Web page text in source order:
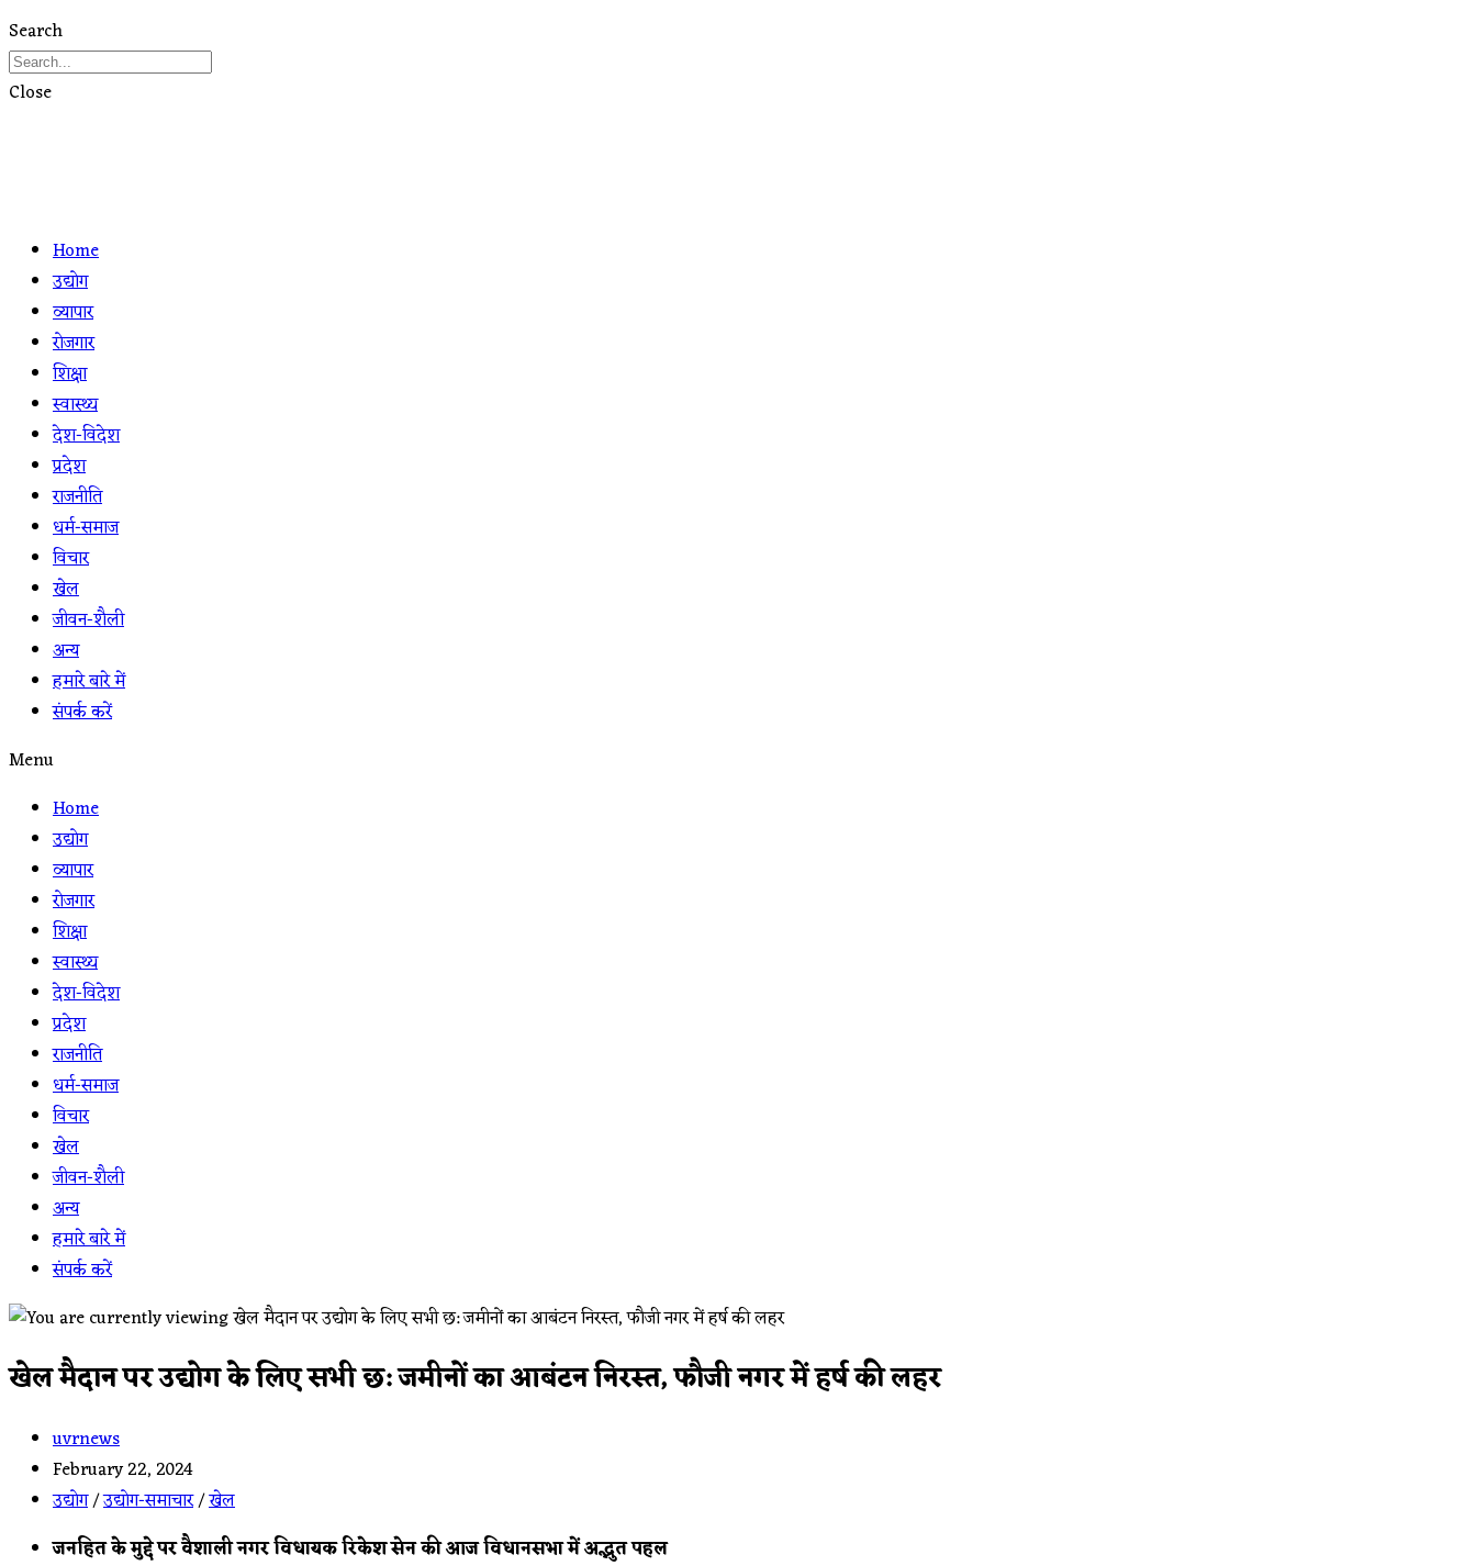
Search
Close
Home
उद्योग
व्यापार
रोजगार
शिक्षा
स्वास्थ्य
देश-विदेश
प्रदेश
राजनीति
धर्म-समाज
विचार
खेल
जीवन-शैली
अन्य
हमारे बारे में
संपर्क करें
Menu
Home
उद्योग
व्यापार
रोजगार
शिक्षा
स्वास्थ्य
देश-विदेश
प्रदेश
राजनीति
धर्म-समाज
विचार
खेल
जीवन-शैली
अन्य
हमारे बारे में
संपर्क करें
खेल मैदान पर उद्योग के लिए सभी छ: जमीनों का आबंटन निरस्त, फौजी नगर में हर्ष की लहर
Post
author:
uvrnews
Post
published:
February 22, 2024
Post
category:
उद्योग/उद्योग-समाचार/खेल
जनहित के मुद्दे पर वैशाली नगर विधायक रिकेश सेन की आज विधानसभा में अद्भुत पहल